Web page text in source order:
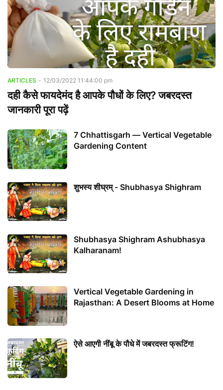
ARTICLES - 12/03/2022 11:44:00 pm
दही कैसे फायदेमंद है आपके पौधों के लिए? जबरदस्त
जानकारी पूरा पढ़ें
7 Chhattisgarh — Vertical Vegetable
Gardening Content
शुभस्य शीघ्रम् - Shubhasya Shighram
Shubhasya Shighram Ashubhasya
Kalharanam!
Vertical Vegetable Gardening in
Rajasthan: A Desert Blooms at Home
ऐसे आएगी नींबू के पौधे में जबरदस्त फ्रूटिंग!